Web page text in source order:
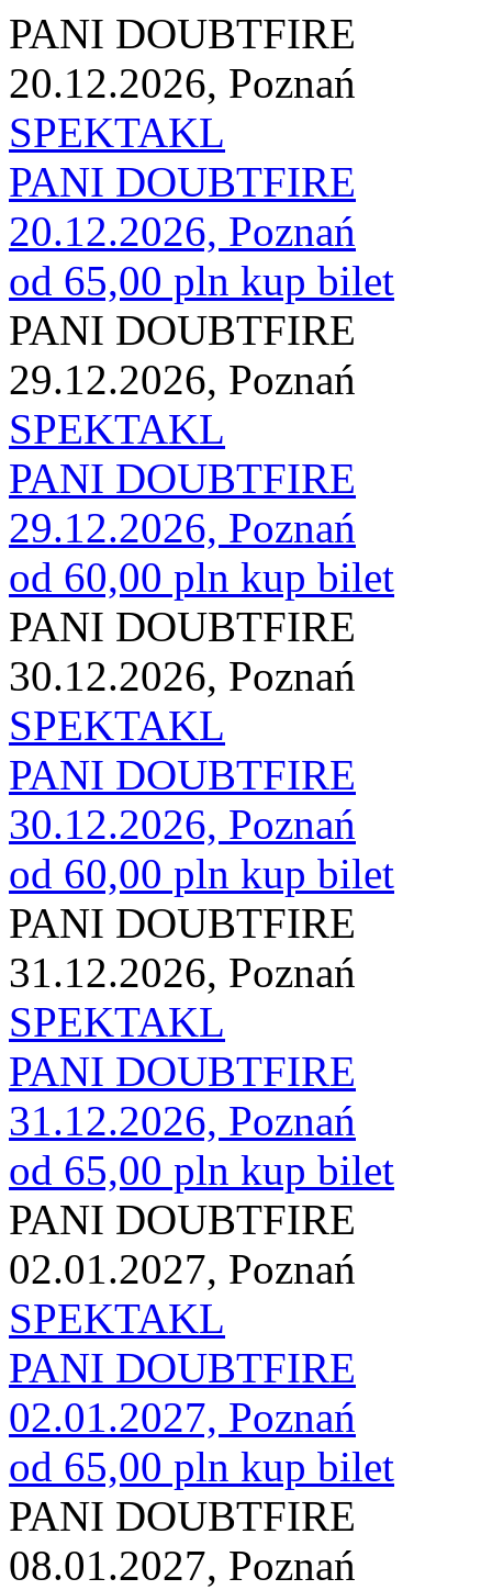
PANI DOUBTFIRE
20.12.2026, Poznań
SPEKTAKL
PANI DOUBTFIRE
20.12.2026, Poznań
od 65,00 pln kup bilet
PANI DOUBTFIRE
29.12.2026, Poznań
SPEKTAKL
PANI DOUBTFIRE
29.12.2026, Poznań
od 60,00 pln kup bilet
PANI DOUBTFIRE
30.12.2026, Poznań
SPEKTAKL
PANI DOUBTFIRE
30.12.2026, Poznań
od 60,00 pln kup bilet
PANI DOUBTFIRE
31.12.2026, Poznań
SPEKTAKL
PANI DOUBTFIRE
31.12.2026, Poznań
od 65,00 pln kup bilet
PANI DOUBTFIRE
02.01.2027, Poznań
SPEKTAKL
PANI DOUBTFIRE
02.01.2027, Poznań
od 65,00 pln kup bilet
PANI DOUBTFIRE
08.01.2027, Poznań